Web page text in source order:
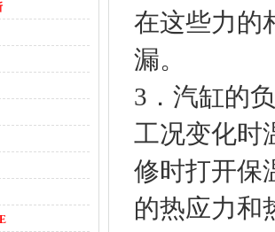
在这些力的
漏。
3．汽缸的
工况变化时
修时打开保
的热应力和